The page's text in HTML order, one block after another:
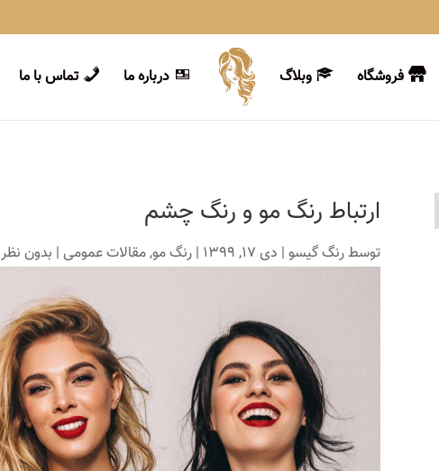
فروشگاه وبلاگ درباره ما تماس با ما
ارتباط رنگ مو و رنگ چشم
توسطرنگ گیسو| دی 17, 1399 | رنگ مو,مقالات عمومی| بدون نظر